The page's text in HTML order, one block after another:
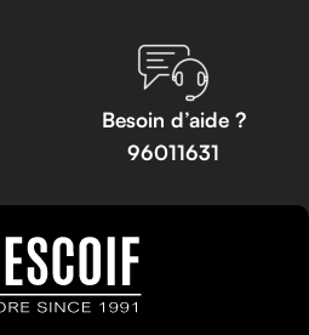
Besoin d’aide ?
96011631